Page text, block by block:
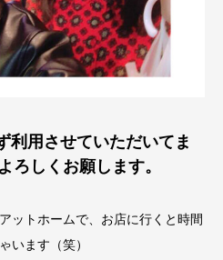
利用させていただいてま
ろしくお願します。
ットホームで、お店に行くと時間
います（笑）